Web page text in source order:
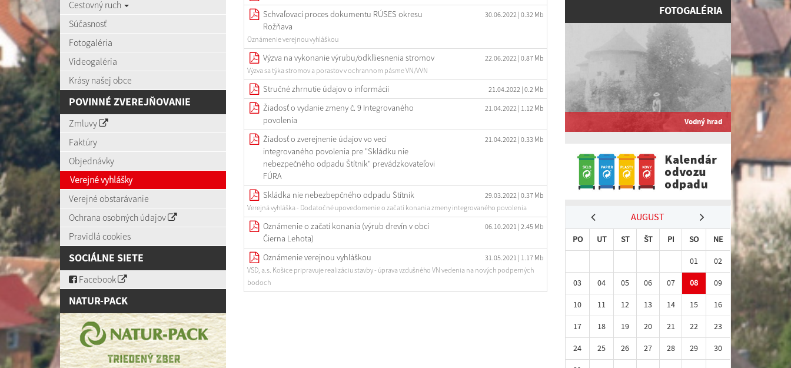
Cestovný ruch
Súčasnosť
Fotogaléria
Videogaléria
Krásy našej obce
POVINNÉ ZVEREJŇOVANIE
Zmluvy
Faktúry
Objednávky
Verejné vyhlášky
Verejné obstarávanie
Ochrana osobných údajov
Pravidlá cookies
SOCIÁLNE SIETE
Facebook
NATUR-PACK
Schvaľovací proces dokumentu RÚSES okresu
Rožňava
30.06.2022 | 0.32 Mb
Oznámenie verejnou vyhláškou
Výzva na vykonanie výrubu/odklliesnenia stromov 22.06.2022 | 0.87 Mb
Výzva sa týka stromov a porastov v ochrannom pásme VN/VVN
Stručné zhrnutie údajov o informácii 21.04.2022 | 0.2 Mb
Žiadosť o vydanie zmeny č. 9 Integrovaného
povolenia
21.04.2022 | 1.12 Mb
Žiadosť o zverejnenie údajov vo veci
integrovaného povolenia pre "Skládku nie
nebezpečného odpadu Štítnik" prevádzkovateľovi
FÚRA
21.04.2022 | 0.33 Mb
Skládka nie nebezbepčného odpadu Štítnik 29.03.2022 | 0.37 Mb
Verejná vyhláška - Dodatočné upovedomenie o začatí konania zmeny integrovaného povolenia
Oznámenie o začatí konania (výrub drevín v obci
Čierna Lehota)
06.10.2021 | 2.45 Mb
Oznámenie verejnou vyhláškou 31.05.2021 | 1.17 Mb
VSD, a.s. Košice pripravuje realizáciu stavby - úprava vzdušného VN vedenia na nových podperných
bodoch
FOTOGALÉRIA
Vodný hrad
AUGUST
PO UT ST ŠT PI SO
NE
01
02
03
04 05 06 07 08
09
10
11 12 13 14 15
16
17
18 19 20 21 22
23
24
25 26 27 28 29
30